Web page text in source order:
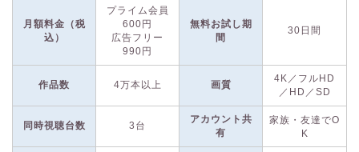
Amazonプライムビデオは、Amazonが提供するストリーミン
グサービスで、幅広いコンテンツライブラリが魅力
です。
映画、ドラマ、アニメ、スポーツ、ドキュメンタリーなど、さ
まざまなジャンルのコンテンツが揃っており、特に「ザ・ボー
」などのオリジナルシリーズが人気
月額料金（税
込）
プライム会員
600円
広告フリー
990円
無料お試し期
間
30日間
作品数 4万本以上 画質
4K／フルHD
／HD／SD
同時視聴台数 3台
アカウント共
有
家族・友達でO
K